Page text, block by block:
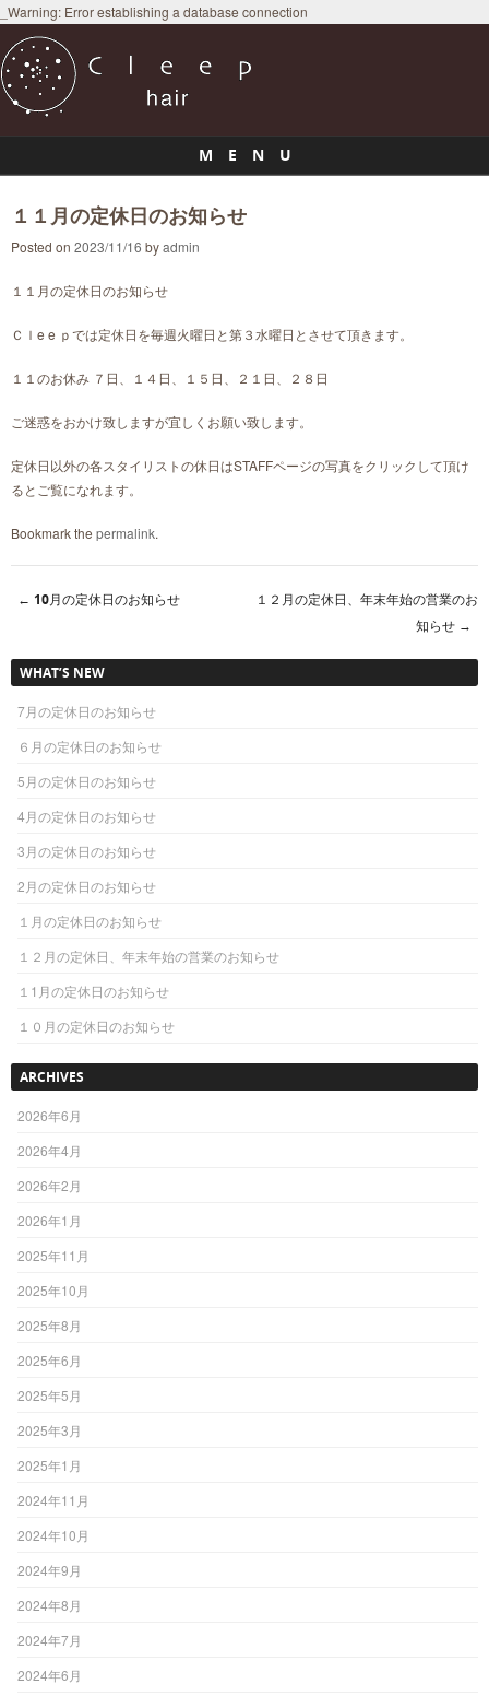
_Warning: Error establishing a database connection
M E N U
１１月の定休日のお知らせ
Posted on 2023/11/16 byadmin
１１月の定休日のお知らせ
Ｃｌe e ｐでは定休日を毎週火曜日と第３水曜日とさせて頂きます。
１１のお休み ７日、１４日、１５日、２１日、２８日
ご迷惑をおかけ致しますが宜しくお願い致します。
定休日以外の各スタイリストの休日はSTAFFページの写真をクリックして頂け
るとご覧になれます。
Bookmark the permalink.
← 10月の定休日のお知らせ
１２月の定休日、年末年始の営業のお
知らせ →
WHAT’S NEW
7月の定休日のお知らせ
６月の定休日のお知らせ
5月の定休日のお知らせ
4月の定休日のお知らせ
3月の定休日のお知らせ
2月の定休日のお知らせ
１月の定休日のお知らせ
１２月の定休日、年末年始の営業のお知らせ
１1月の定休日のお知らせ
１０月の定休日のお知らせ
ARCHIVES
2026年6月
2026年4月
2026年2月
2026年1月
2025年11月
2025年10月
2025年8月
2025年6月
2025年5月
2025年3月
2025年1月
2024年11月
2024年10月
2024年9月
2024年8月
2024年7月
2024年6月